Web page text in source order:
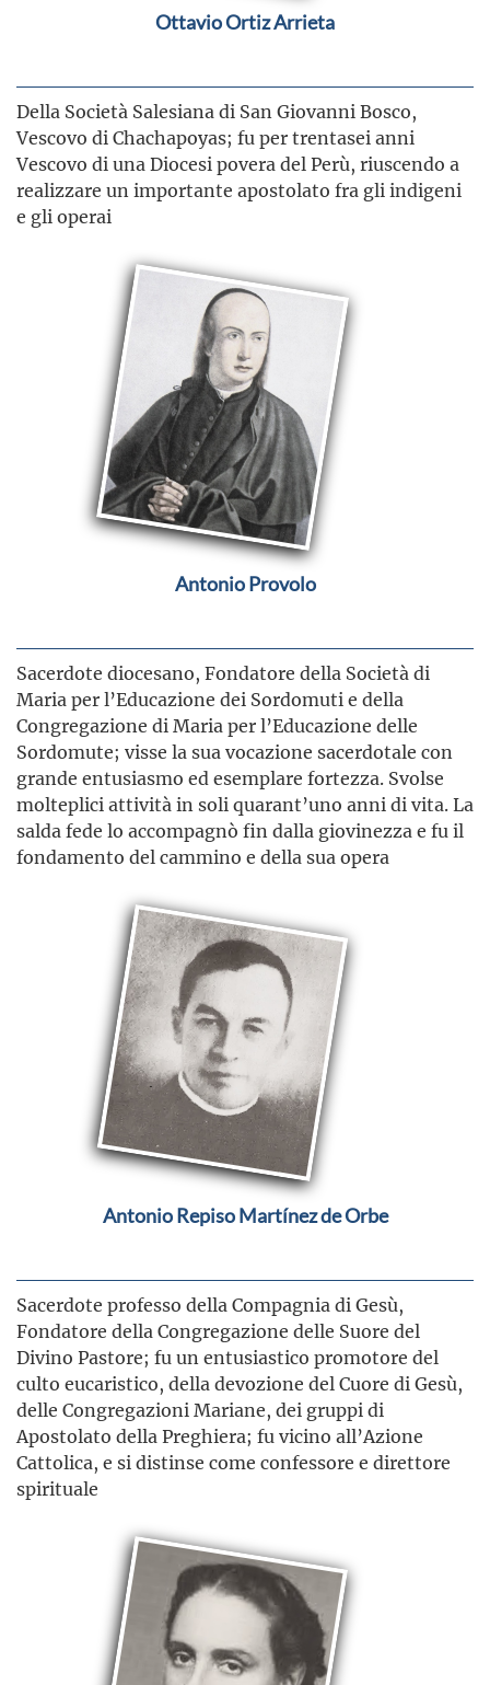
Ottavio Ortiz Arrieta
Della Società Salesiana di San Giovanni Bosco,
Vescovo di Chachapoyas; fu per trentasei anni
Vescovo di una Diocesi povera del Perù, riuscendo a
realizzare un importante apostolato fra gli indigeni
e gli operai
Antonio Provolo
Sacerdote diocesano, Fondatore della Società di
Maria per l’Educazione dei Sordomuti e della
Congregazione di Maria per l’Educazione delle
Sordomute; visse la sua vocazione sacerdotale con
grande entusiasmo ed esemplare fortezza. Svolse
molteplici attività in soli quarant’uno anni di vita. La
salda fede lo accompagnò fin dalla giovinezza e fu il
fondamento del cammino e della sua opera
Antonio Repiso Martínez de Orbe
Sacerdote professo della Compagnia di Gesù,
Fondatore della Congregazione delle Suore del
Divino Pastore; fu un entusiastico promotore del
culto eucaristico, della devozione del Cuore di Gesù,
delle Congregazioni Mariane, dei gruppi di
Apostolato della Preghiera; fu vicino all’Azione
Cattolica, e si distinse come confessore e direttore
spirituale